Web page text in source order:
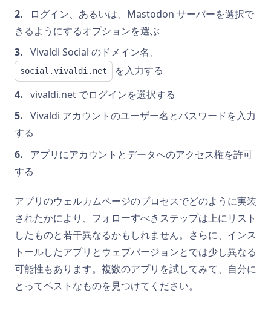
ログイン、あるいは、Mastodon サーバーを選択で
きるようにするオプションを選ぶ
Vivaldi Social のドメイン名、
social.vivaldi.net
を入力する
vivaldi.net でログインを選択する
Vivaldi アカウントのユーザー名とパスワードを入力
する
アプリにアカウントとデータへのアクセス権を許可
する
アプリのウェルカムページのプロセスでどのように実装
されたかにより、フォローすべきステップは上にリスト
したものと若干異なるかもしれません。さらに、インス
トールしたアプリとウェブバージョンとでは少し異なる
可能性もあります。複数のアプリを試してみて、自分に
とってベストなものを見つけてください。